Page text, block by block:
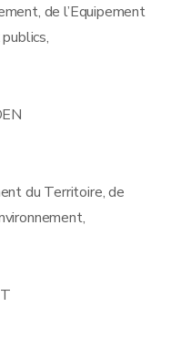
de l’Equipement
du Territoire, de